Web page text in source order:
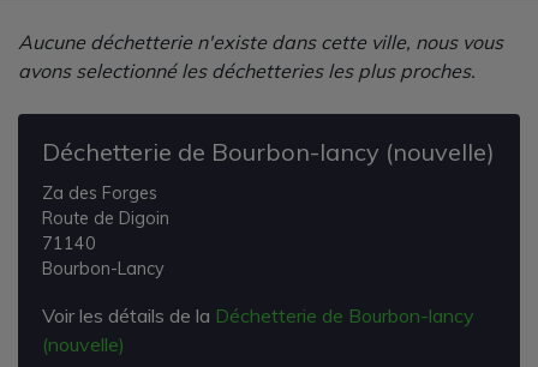
Aucune déchetterie n'existe dans cette ville, nous vous
avons selectionné les déchetteries les plus proches.
Déchetterie de Bourbon-lancy (nouvelle)
Za des Forges
Route de Digoin
71140
Bourbon-Lancy
Voir les détails de la Déchetterie de Bourbon-lancy
(nouvelle)